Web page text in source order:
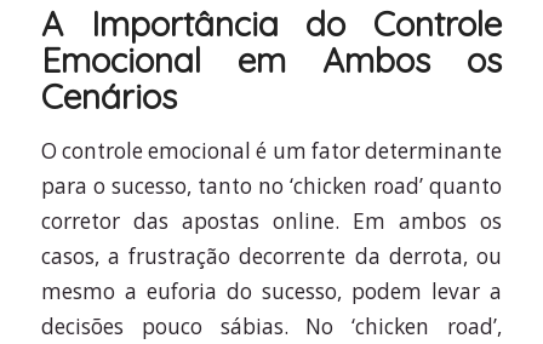
A Importância do Controle
Emocional em Ambos os
Cenários
O controle emocional é um fator determinante
para o sucesso, tanto no ‘chicken road’ quanto
corretor das apostas online. Em ambos os
casos, a frustração decorrente da derrota, ou
mesmo a euforia do sucesso, podem levar a
decisões pouco sábias. No ‘chicken road’,